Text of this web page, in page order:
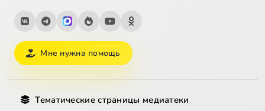
Мне нужна помощь
Тематические страницы медиатеки